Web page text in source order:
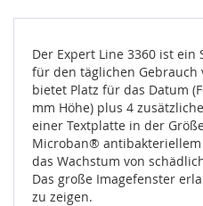
Der Expert Line 3360 ist
für den täglichen Gebrauch
bietet Platz für das Datum
mm Höhe) plus 4
einer Textplatte in der
Microban®
das Wachstum von
Das große Imagefenster
zu zeigen.